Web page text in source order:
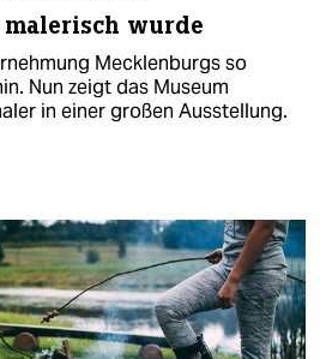
wurde
Mecklenburgs so
Nun zeigt das Museum
in einer großen Ausstellung.